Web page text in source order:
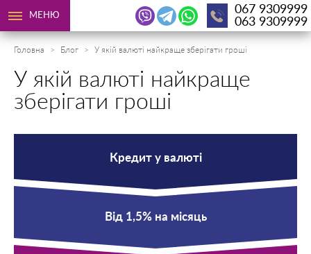
МЕНЮ
067 9309999
063 9309999
Головна Блог У якій валюті найкраще зберігати гроші
У якій валюті найкраще
зберігати гроші
Кредит у валюті
Від 1,5% на місяць